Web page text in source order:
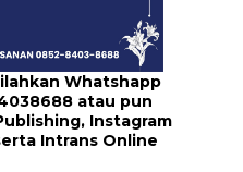
Whatshapp
atau pun
, Instagram
Intrans Online